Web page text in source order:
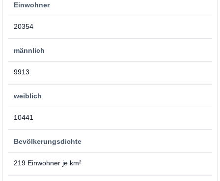
Einwohner
20354
männlich
9913
weiblich
10441
Bevölkerungsdichte
219 Einwohner je km²